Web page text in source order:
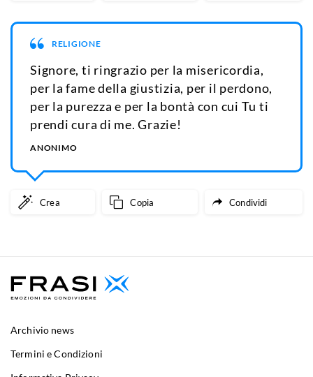
RELIGIONE
Signore, ti ringrazio per la misericordia,
per la fame della giustizia, per il perdono,
per la purezza e per la bontà con cui Tu ti
prendi cura di me. Grazie!
ANONIMO
Crea Copia Condividi
Archivio news
Termini e Condizioni